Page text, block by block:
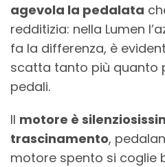
agevola la pedalata
redditizia: nella Lumen
fa la differenza, è
scatta tanto più quanto
pedali.
Il motore è
trascinamento,
motore spento si coglie